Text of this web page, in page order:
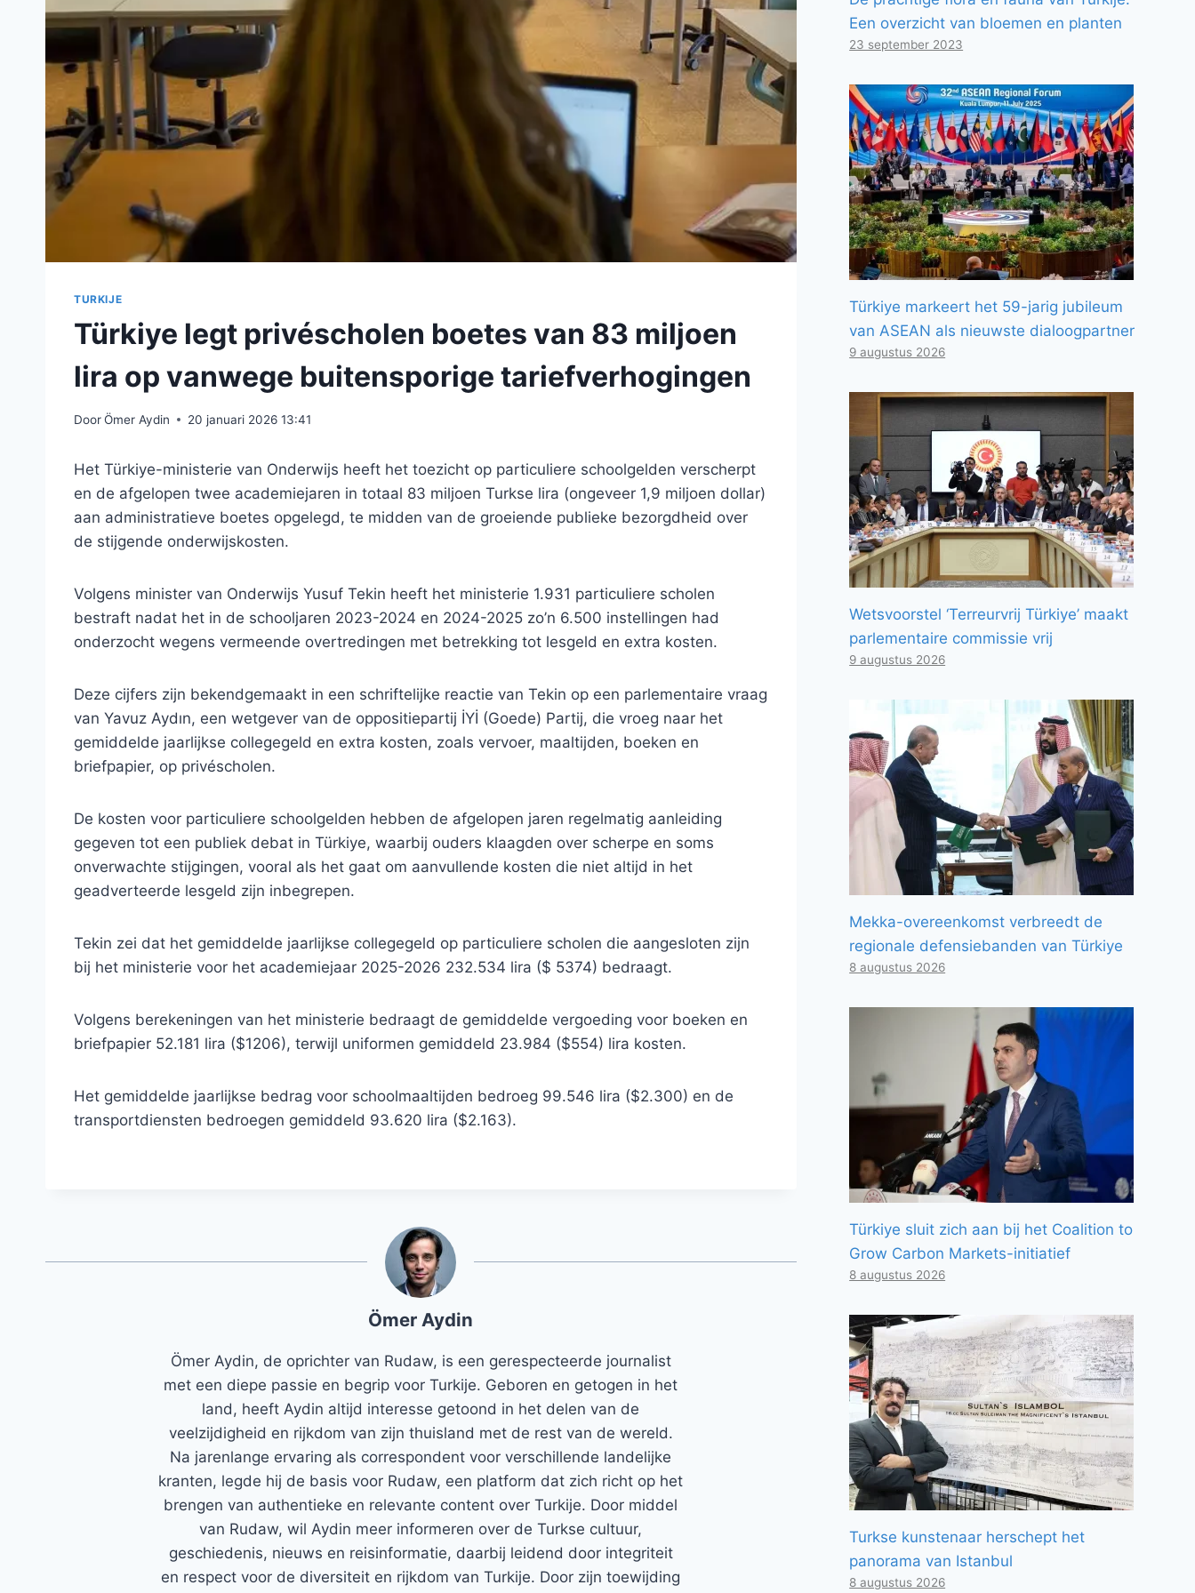
TURKIJE
Türkiye legt privéscholen boetes van 83 miljoen
lira op vanwege buitensporige tariefverhogingen
DoorÖmer Aydin 20 januari 2026 13:41
Het Türkiye-ministerie van Onderwijs heeft het toezicht op particuliere schoolgelden verscherpt
en de afgelopen twee academiejaren in totaal 83 miljoen Turkse lira (ongeveer 1,9 miljoen dollar)
aan administratieve boetes opgelegd, te midden van de groeiende publieke bezorgdheid over
de stijgende onderwijskosten.
Volgens minister van Onderwijs Yusuf Tekin heeft het ministerie 1.931 particuliere scholen
bestraft nadat het in de schooljaren 2023-2024 en 2024-2025 zo’n 6.500 instellingen had
onderzocht wegens vermeende overtredingen met betrekking tot lesgeld en extra kosten.
Deze cijfers zijn bekendgemaakt in een schriftelijke reactie van Tekin op een parlementaire vraag
van Yavuz Aydın, een wetgever van de oppositiepartij İYİ (Goede) Partij, die vroeg naar het
gemiddelde jaarlijkse collegegeld en extra kosten, zoals vervoer, maaltijden, boeken en
briefpapier, op privéscholen.
De kosten voor particuliere schoolgelden hebben de afgelopen jaren regelmatig aanleiding
gegeven tot een publiek debat in Türkiye, waarbij ouders klaagden over scherpe en soms
onverwachte stijgingen, vooral als het gaat om aanvullende kosten die niet altijd in het
geadverteerde lesgeld zijn inbegrepen.
Tekin zei dat het gemiddelde jaarlijkse collegegeld op particuliere scholen die aangesloten zijn
bij het ministerie voor het academiejaar 2025-2026 232.534 lira ($ 5374) bedraagt.
Volgens berekeningen van het ministerie bedraagt ​​de gemiddelde vergoeding voor boeken en
briefpapier 52.181 lira ($1206), terwijl uniformen gemiddeld 23.984 ($554) lira kosten.
Het gemiddelde jaarlijkse bedrag voor schoolmaaltijden bedroeg 99.546 lira ($2.300) en de
transportdiensten bedroegen gemiddeld 93.620 lira ($2.163).
Ömer Aydin
Ömer Aydin, de oprichter van Rudaw, is een gerespecteerde journalist
met een diepe passie en begrip voor Turkije. Geboren en getogen in het
land, heeft Aydin altijd interesse getoond in het delen van de
veelzijdigheid en rijkdom van zijn thuisland met de rest van de wereld.
Na jarenlange ervaring als correspondent voor verschillende landelijke
kranten, legde hij de basis voor Rudaw, een platform dat zich richt op het
brengen van authentieke en relevante content over Turkije. Door middel
van Rudaw, wil Aydin meer informeren over de Turkse cultuur,
geschiedenis, nieuws en reisinformatie, daarbij leidend door integriteit
en respect voor de diversiteit en rijkdom van Turkije. Door zijn toewijding
Een overzicht van bloemen en planten
23 september 2023
Türkiye markeert het 59-jarig jubileum
van ASEAN als nieuwste dialoogpartner
9 augustus 2026
Wetsvoorstel ‘Terreurvrij Türkiye’ maakt
parlementaire commissie vrij
9 augustus 2026
Mekka-overeenkomst verbreedt de
regionale defensiebanden van Türkiye
8 augustus 2026
Türkiye sluit zich aan bij het Coalition to
Grow Carbon Markets-initiatief
8 augustus 2026
Turkse kunstenaar herschept het
panorama van Istanbul
8 augustus 2026